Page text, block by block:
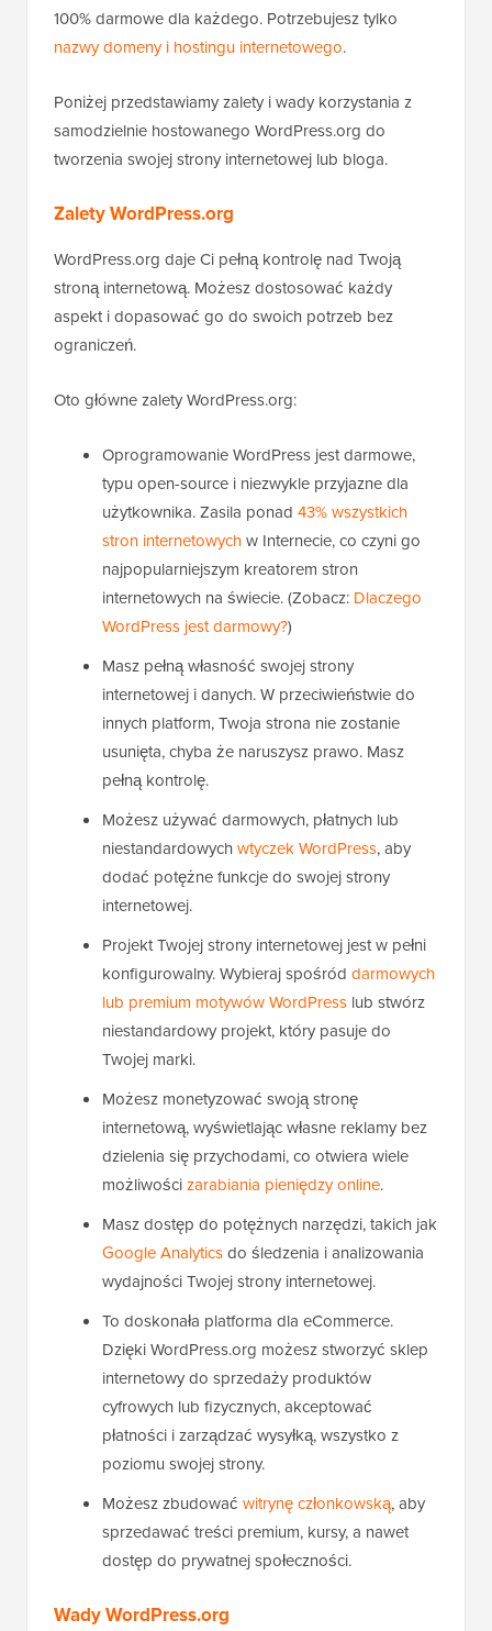
100% darmowe dla każdego. Potrzebujesz tylko
nazwy domeny i hostingu internetowego.
Poniżej przedstawiamy zalety i wady korzystania z
samodzielnie hostowanego WordPress.org do
tworzenia swojej strony internetowej lub bloga.
Zalety WordPress.org
WordPress.org daje Ci pełną kontrolę nad Twoją
stroną internetową. Możesz dostosować każdy
aspekt i dopasować go do swoich potrzeb bez
ograniczeń.
Oto główne zalety WordPress.org:
Oprogramowanie WordPress jest darmowe,
typu open-source i niezwykle przyjazne dla
użytkownika. Zasila ponad 43% wszystkich
stron internetowychw Internecie, co czyni go
najpopularniejszym kreatorem stron
internetowych na świecie. (Zobacz: Dlaczego
WordPress jest darmowy?)
Masz pełną własność swojej strony
internetowej i danych. W przeciwieństwie do
innych platform, Twoja strona nie zostanie
usunięta, chyba że naruszysz prawo. Masz
pełną kontrolę.
Możesz używać darmowych, płatnych lub
niestandardowychwtyczek WordPress, aby
dodać potężne funkcje do swojej strony
internetowej.
Projekt Twojej strony internetowej jest w pełni
konfigurowalny. Wybieraj spośród darmowych
lub premium motywów WordPress lub stwórz
niestandardowy projekt, który pasuje do
Twojej marki.
Możesz monetyzować swoją stronę
internetową, wyświetlając własne reklamy bez
dzielenia się przychodami, co otwiera wiele
możliwościzarabiania pieniędzy online.
Masz dostęp do potężnych narzędzi, takich jak
Google Analyticsdo śledzenia i analizowania
wydajności Twojej strony internetowej.
To doskonała platforma dla eCommerce.
Dzięki WordPress.org możesz stworzyć sklep
internetowy do sprzedaży produktów
cyfrowych lub fizycznych, akceptować
płatności i zarządzać wysyłką, wszystko z
poziomu swojej strony.
Możesz zbudować witrynę członkowską, aby
sprzedawać treści premium, kursy, a nawet
dostęp do prywatnej społeczności.
Wady WordPress.org